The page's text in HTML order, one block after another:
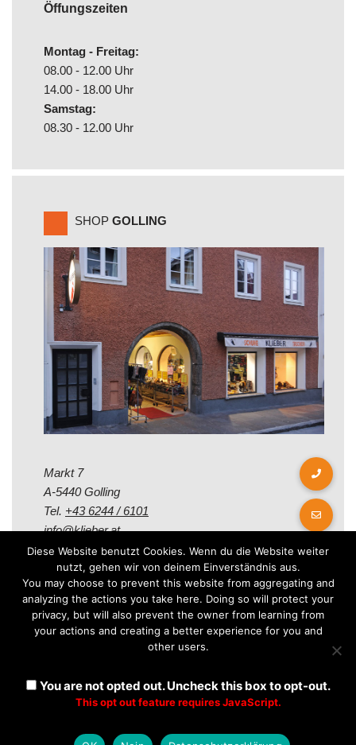
Öffungszeiten
Montag - Freitag:
08.00 - 12.00 Uhr
14.00 - 18.00 Uhr
Samstag:
08.30 - 12.00 Uhr
SHOP GOLLING
Markt 7
A-5440 Golling
Tel. +43 6244 / 6101
info@klieber.at
Öffungszeiten
Montag - Freitag:
08.00 - 12.00 Uhr
08.30 - 12.30 Uhr
Diese Website benutzt Cookies. Wenn du die Website weiter
nutzt, gehen wir von deinem Einverständnis aus.
You may choose to prevent this website from aggregating and
analyzing the actions you take here. Doing so will protect your
privacy, but will also prevent the owner from learning from
your actions and creating a better experience for you and
other users.
You are not opted out. Uncheck this box to opt-out.
This opt out feature requires JavaScript.